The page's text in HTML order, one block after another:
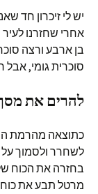
יש לי זיכרון חד
אחרי שחזרנו לעיר
בן ארבע ורצה
סוכרית גומי, אבל
להרים את
כתוצאה מהרמת
לשחרר ולסמוך על
בחזרה את הכוח
מרטל תבע את